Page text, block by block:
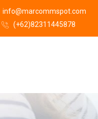
info@marcommspot.com
(+62)82311445878